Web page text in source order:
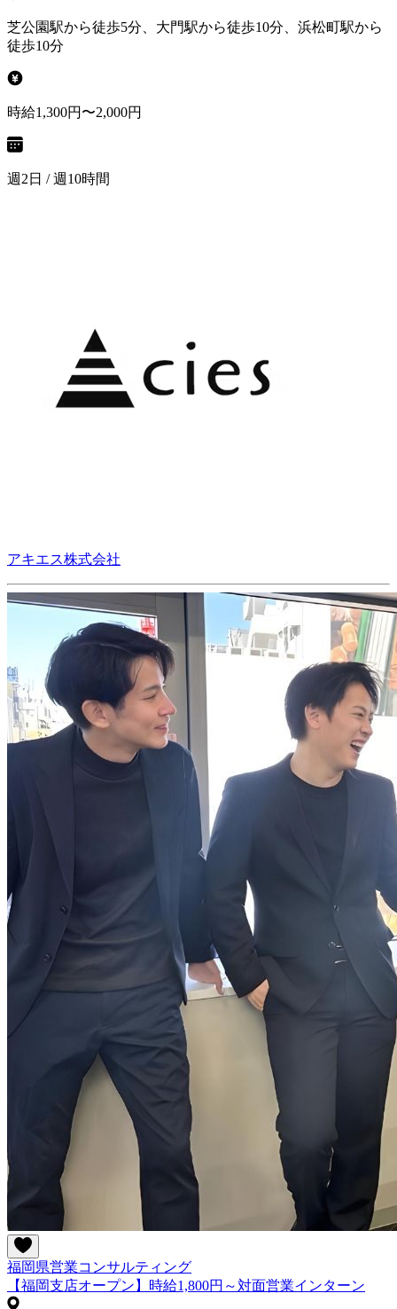
芝公園駅から徒歩5分、大門駅から徒歩10分、浜松町駅から
徒歩10分
時給1,300円〜2,000円
週2日 / 週10時間
アキエス株式会社
福岡県営業コンサルティング
【福岡支店オープン】時給1,800円～対面営業インターン